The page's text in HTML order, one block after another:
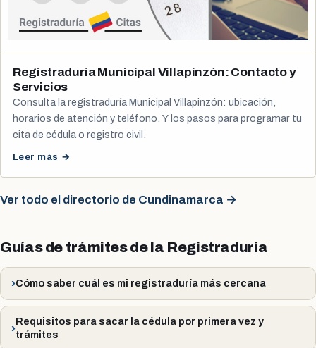
Registraduría Municipal Villapinzón: Contacto y
Servicios
Consulta la registraduría Municipal Villapinzón: ubicación,
horarios de atención y teléfono. Y los pasos para programar tu
cita de cédula o registro civil.
Leer más →
Ver todo el directorio de Cundinamarca →
Guías de trámites de la Registraduría
Cómo saber cuál es mi registraduría más cercana
Requisitos para sacar la cédula por primera vez y
trámites